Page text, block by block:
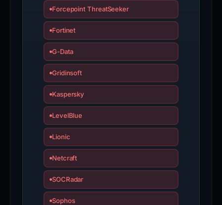
Forcepoint ThreatSeeker
Fortinet
G-Data
Gridinsoft
Kaspersky
LevelBlue
Lionic
Netcraft
SOCRadar
Sophos